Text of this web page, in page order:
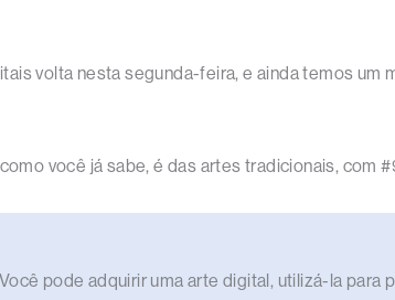
volta nesta segunda-feira, e ainda temos
você já sabe, é das artes tradicionais, com
pode adquirir uma arte digital, utilizá-la